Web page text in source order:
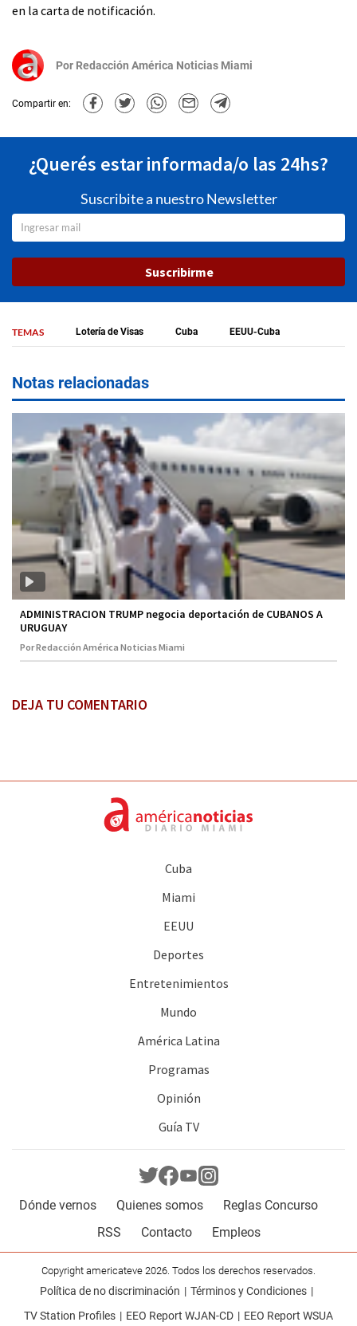
en la carta de notificación.
Por Redacción América Noticias Miami
Compartir en:
¿Querés estar informada/o las 24hs?
Suscribite a nuestro Newsletter
Suscribirme
TEMAS Lotería de Visas Cuba EEUU-Cuba
Notas relacionadas
ADMINISTRACION TRUMP negocia deportación de CUBANOS A
URUGUAY
Por Redacción América Noticias Miami
DEJA TU COMENTARIO
Cuba
Miami
EEUU
Deportes
Entretenimientos
Mundo
América Latina
Programas
Opinión
Guía TV
Dónde vernos Quienes somos
Reglas Concurso
RSS
Contacto Empleos
Copyright americateve 2026. Todos los derechos reservados.
Política de no discriminación
Términos y Condiciones
TV Station Profiles
EEO Report WJAN-CD EEO Report WSUA